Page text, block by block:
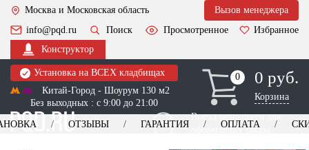
Москва и Московская область
Вызов менеджера
info@pqd.ru
Поиск Просмотренное
Избранное
Конструктор
Установка на ВСЕХ кладбищах
Китай-Город - Шоурум 130 м2
Без выходных : с 9:00 до 21:00
0
0 0 руб.
Корзина
Выезд менеджера для
оформления заказа
ОТЗЫВЫ ГАРАНТИЯ ОПЛАТА